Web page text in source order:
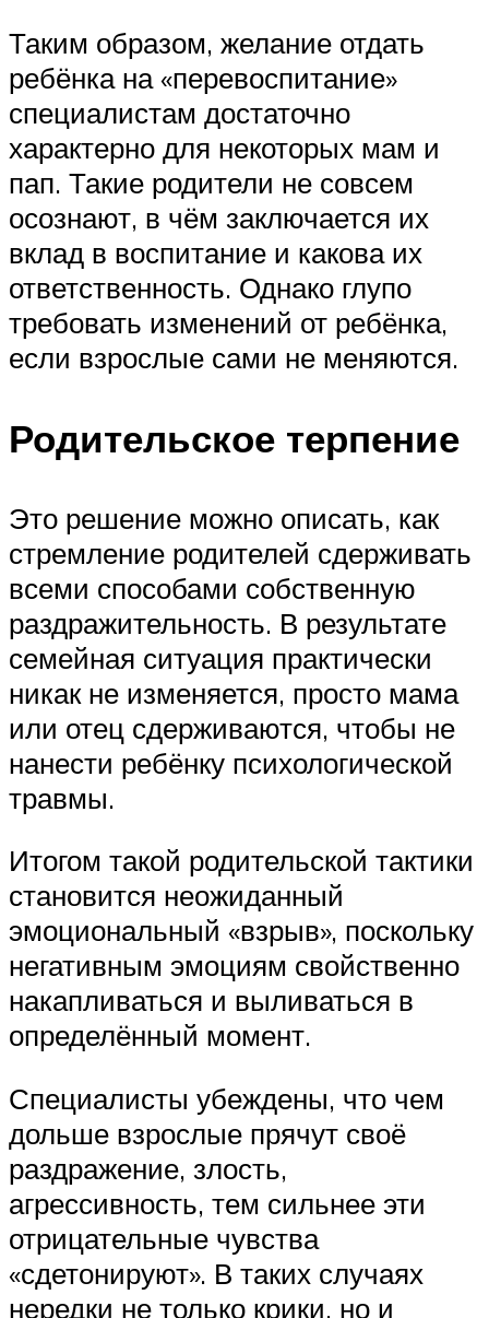
Таким образом, желание отдать
ребёнка на «перевоспитание»
специалистам достаточно
характерно для некоторых мам и
пап. Такие родители не совсем
осознают, в чём заключается их
вклад в воспитание и какова их
ответственность. Однако глупо
требовать изменений от ребёнка,
если взрослые сами не меняются.
Родительское терпение
Это решение можно описать, как
стремление родителей сдерживать
всеми способами собственную
раздражительность. В результате
семейная ситуация практически
никак не изменяется, просто мама
или отец сдерживаются, чтобы не
нанести ребёнку психологической
травмы.
Итогом такой родительской тактики
становится неожиданный
эмоциональный «взрыв», поскольку
негативным эмоциям свойственно
накапливаться и выливаться в
определённый момент.
Специалисты убеждены, что чем
дольше взрослые прячут своё
раздражение, злость,
агрессивность, тем сильнее эти
отрицательные чувства
«сдетонируют». В таких случаях
нередки не только крики, но и